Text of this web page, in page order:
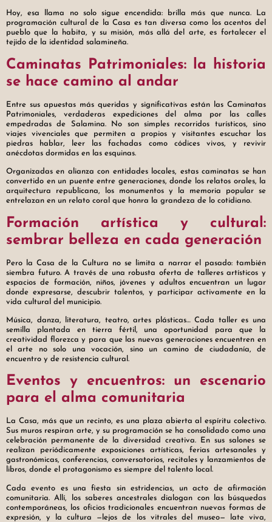
Hoy, esa llama no solo sigue encendida: brilla más que nunca. La
programación cultural de la Casa es tan diversa como los acentos del
pueblo que la habita, y su misión, más allá del arte, es fortalecer el
tejido de la identidad salamineña.
Caminatas Patrimoniales: la historia
se hace camino al andar
Entre sus apuestas más queridas y significativas están las Caminatas
Patrimoniales, verdaderas expediciones del alma por las calles
empedradas de Salamina. No son simples recorridos turísticos, sino
viajes vivenciales que permiten a propios y visitantes escuchar las
piedras hablar, leer las fachadas como códices vivos, y revivir
anécdotas dormidas en las esquinas.
Organizadas en alianza con entidades locales, estas caminatas se han
convertido en un puente entre generaciones, donde los relatos orales, la
arquitectura republicana, los monumentos y la memoria popular se
entrelazan en un relato coral que honra la grandeza de lo cotidiano.
Formación artística y cultural:
sembrar belleza en cada generación
Pero la Casa de la Cultura no se limita a narrar el pasado: también
siembra futuro. A través de una robusta oferta de talleres artísticos y
espacios de formación, niños, jóvenes y adultos encuentran un lugar
donde expresarse, descubrir talentos, y participar activamente en la
vida cultural del municipio.
Música, danza, literatura, teatro, artes plásticas… Cada taller es una
semilla plantada en tierra fértil, una oportunidad para que la
creatividad florezca y para que las nuevas generaciones encuentren en
el arte no solo una vocación, sino un camino de ciudadanía, de
encuentro y de resistencia cultural.
Eventos y encuentros: un escenario
para el alma comunitaria
La Casa, más que un recinto, es una plaza abierta al espíritu colectivo.
Sus muros respiran arte, y su programación se ha consolidado como una
celebración permanente de la diversidad creativa. En sus salones se
realizan periódicamente exposiciones artísticas, ferias artesanales y
gastronómicas, conferencias, conversatorios, recitales y lanzamientos de
libros, donde el protagonismo es siempre del talento local.
Cada evento es una fiesta sin estridencias, un acto de afirmación
comunitaria. Allí, los saberes ancestrales dialogan con las búsquedas
contemporáneas, los oficios tradicionales encuentran nuevas formas de
expresión, y la cultura —lejos de los vitrales del museo— late viva,